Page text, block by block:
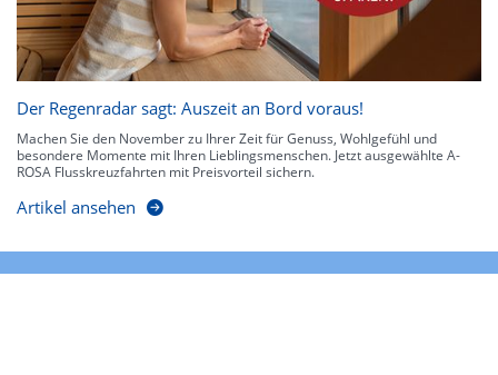
Der Regenradar sagt: Auszeit an Bord voraus!
Machen Sie den November zu Ihrer Zeit für Genuss, Wohlgefühl und
besondere Momente mit Ihren Lieblingsmenschen. Jetzt ausgewählte A-
ROSA Flusskreuzfahrten mit Preisvorteil sichern.
Artikel ansehen